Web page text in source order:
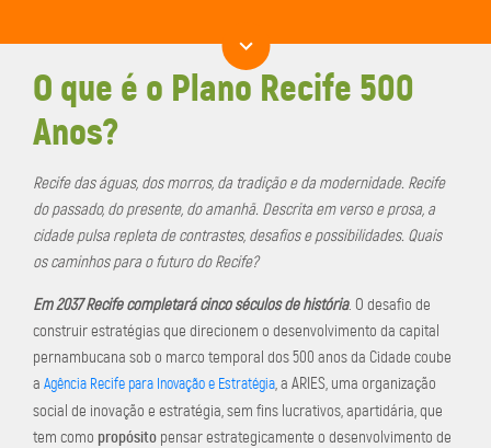
O que é o Plano Recife 500
Anos?
Recife das águas, dos morros, da tradição e da modernidade. Recife
do passado, do presente, do amanhã. Descrita em verso e prosa, a
cidade pulsa repleta de contrastes, desafios e possibilidades. Quais
os caminhos para o futuro do Recife?
Em 2037 Recife completará cinco séculos de história. O desafio de
construir estratégias que direcionem o desenvolvimento da capital
pernambucana sob o marco temporal dos 500 anos da Cidade coube
a Agência Recife para Inovação e Estratégia, a ARIES, uma organização
social de inovação e estratégia, sem fins lucrativos, apartidária, que
tem como propósito pensar estrategicamente o desenvolvimento de